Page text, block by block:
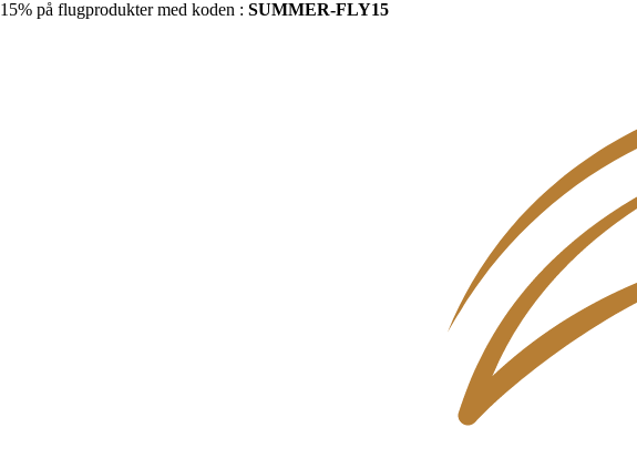
15% på flugprodukter med koden : SUMMER-FLY15